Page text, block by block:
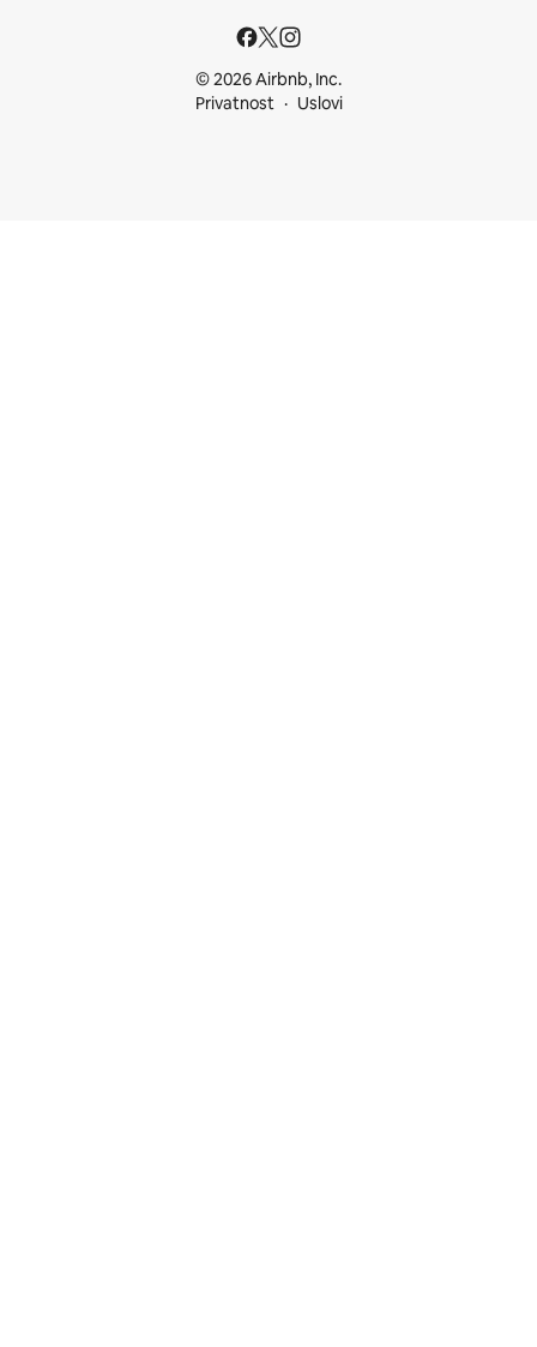
© 2026 Airbnb, Inc.
Privatnost
Uslovi